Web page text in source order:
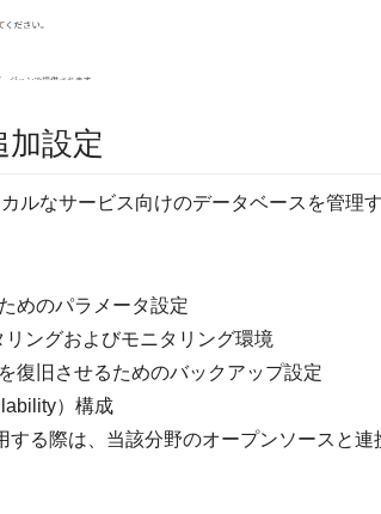
設定
ルなサービス向けのデータベースを管理
めのパラメータ設定
ングおよびモニタリング環境
復旧させるためのバックアップ設定
）構成
る際は、当該分野のオープンソースと